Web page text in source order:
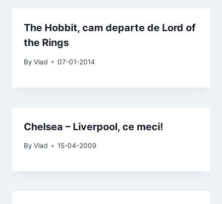
The Hobbit, cam departe de Lord of
the Rings
By Vlad 07-01-2014
Chelsea – Liverpool, ce meci!
By Vlad 15-04-2009